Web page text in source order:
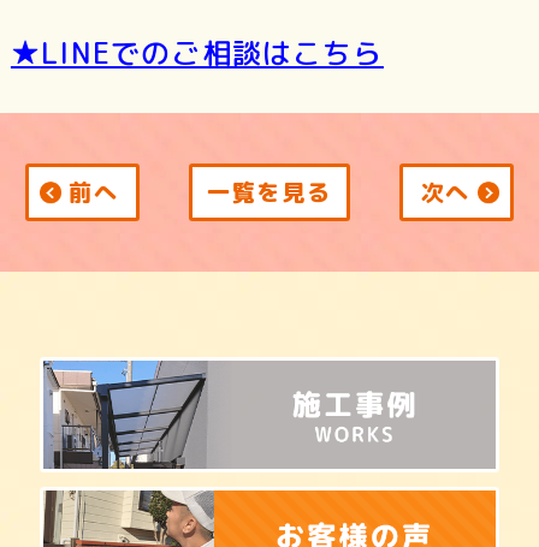
★LINEでのご相談はこちら
前へ 一覧を見る 次へ